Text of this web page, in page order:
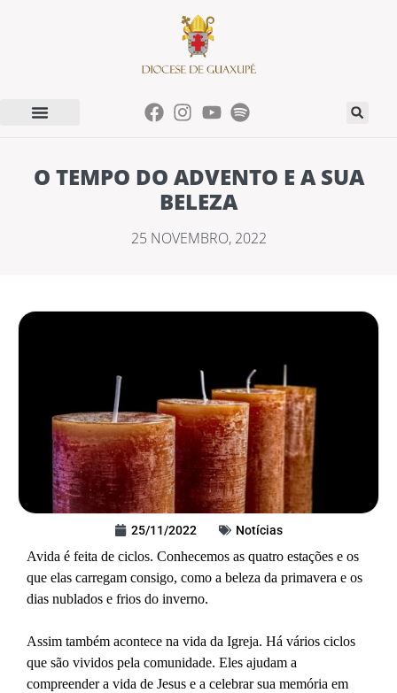
O TEMPO DO ADVENTO E A SUA
BELEZA
25 NOVEMBRO, 2022
25/11/2022 Notícias
Avida é feita de ciclos. Conhecemos as quatro estações e os
que elas carregam consigo, como a beleza da primavera e os
dias nublados e frios do inverno.
Assim também acontece na vida da Igreja. Há vários ciclos
que são vividos pela comunidade. Eles ajudam a
compreender a vida de Jesus e a celebrar sua memória em